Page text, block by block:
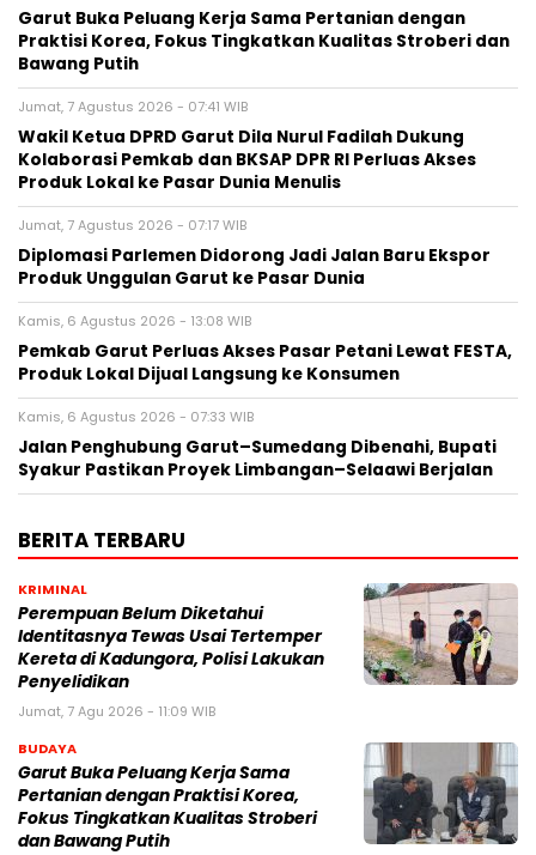
Garut Buka Peluang Kerja Sama Pertanian dengan
Praktisi Korea, Fokus Tingkatkan Kualitas Stroberi dan
Bawang Putih
Jumat, 7 Agustus 2026 - 07:41 WIB
Wakil Ketua DPRD Garut Dila Nurul Fadilah Dukung
Kolaborasi Pemkab dan BKSAP DPR RI Perluas Akses
Produk Lokal ke Pasar Dunia Menulis
Jumat, 7 Agustus 2026 - 07:17 WIB
Diplomasi Parlemen Didorong Jadi Jalan Baru Ekspor
Produk Unggulan Garut ke Pasar Dunia
Kamis, 6 Agustus 2026 - 13:08 WIB
Pemkab Garut Perluas Akses Pasar Petani Lewat FESTA,
Produk Lokal Dijual Langsung ke Konsumen
Kamis, 6 Agustus 2026 - 07:33 WIB
Jalan Penghubung Garut–Sumedang Dibenahi, Bupati
Syakur Pastikan Proyek Limbangan–Selaawi Berjalan
BERITA TERBARU
KRIMINAL
Perempuan Belum Diketahui
Identitasnya Tewas Usai Tertemper
Kereta di Kadungora, Polisi Lakukan
Penyelidikan
Jumat, 7 Agu 2026 - 11:09 WIB
BUDAYA
Garut Buka Peluang Kerja Sama
Pertanian dengan Praktisi Korea,
Fokus Tingkatkan Kualitas Stroberi
dan Bawang Putih